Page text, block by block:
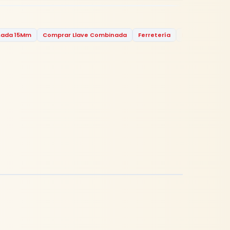
15Mm Comprar Llave Combinada Ferretería